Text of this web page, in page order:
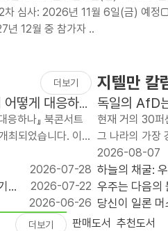
심사: 2026년 11월 6일(금) 예
12월 중 참가자 ..
더보기
어떻게 대응하
응하나』 북콘서트
었습니다. 이번
2026-07-28
념
2026-07-22
2026-06-26
지텔만 칼
독일의 AfD
현재 거의 30퍼
그 나라의 가장
Germany)는 두
2026-08-07
하늘의 채굴:
우주는 다음의
인터넷이다.
당신이 일론
상기하라
더보기 판매도서 추천도서